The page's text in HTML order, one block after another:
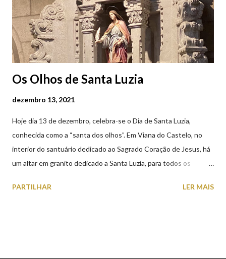
Os Olhos de Santa Luzia
dezembro 13, 2021
Hoje dia 13 de dezembro, celebra-se o Dia de Santa Luzia,
conhecida como a “santa dos olhos”. Em Viana do Castelo, no
interior do santuário dedicado ao Sagrado Coração de Jesus, há
um altar em granito dedicado a Santa Luzia, para todos os
uma capela dedicada a Santa Luzia construída no cimo do monte
PARTILHAR LER MAIS